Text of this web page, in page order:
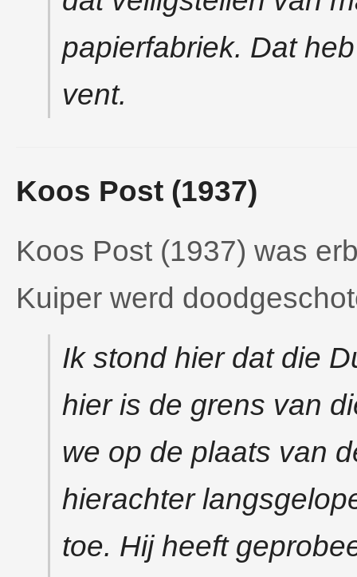
papierfabriek. Dat
vent.
Koos Post (1937)
Koos Post (1937) was
Kuiper werd
Ik stond hier dat die
hier is de grens van
we op de plaats van
hierachter
toe. Hij heeft